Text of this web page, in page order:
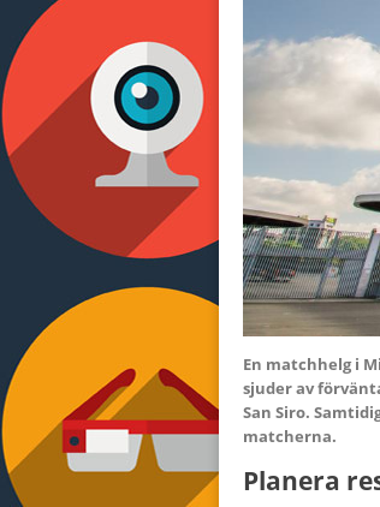
En matchhelg i
sjuder av
San Siro.
matcherna.
Planera